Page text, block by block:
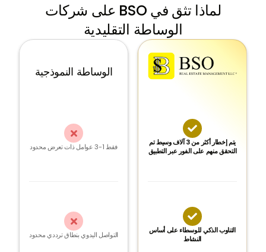
لماذا تثق في BSO على شركات
الوساطة التقليدية

يتم إخطار أكثر من 3 آلاف وسيط تم
التحقق منهم على الفور عبر التطبيق

التناوب الذكي للوسطاء على أساس
النشاط
الوساطة النموذجية

فقط 1-3 عوامل ذات تعرض محدود

التواصل اليدوي بنطاق ترددي محدود